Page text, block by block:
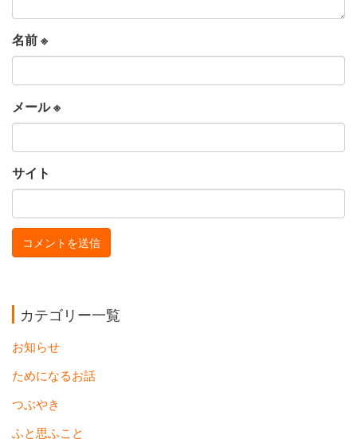
名前※
メール※
サイト
カテゴリー一覧
お知らせ
ためになるお話
つぶやき
ふと思ふこと